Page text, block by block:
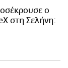
ο
στη Σελήνη: